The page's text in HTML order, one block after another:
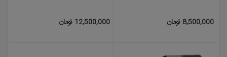
8,500,000 تومان 12,500,000 تومان